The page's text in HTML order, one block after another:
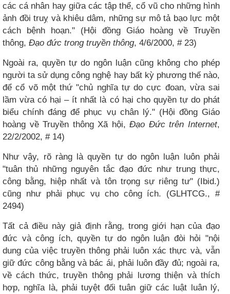
các cá nhân hay giữa các tập thể, cổ vũ cho những hình
ảnh đồi truỵ và khiêu dâm, những sự mô tả bạo lực một
cách bệnh hoạn." (Hội đồng Giáo hoàng về Truyền
thông, Đạo đức trong truyền thông, 4/6/2000, # 23)
Ngoài ra, quyền tự do ngôn luận cũng không cho phép
người ta sử dụng công nghệ hay bất kỳ phương thế nào,
để cổ võ một thứ "chủ nghĩa tự do cực đoan, vừa sai
lầm vừa có hại – ít nhất là có hại cho quyền tự do phát
biểu chính đáng để phục vụ chân lý." (Hội đồng Giáo
hoàng về Truyền thông Xã hội,Đạo Đức trên Internet,
22/2/2002, # 14)
Như vậy, rõ ràng là quyền tự do ngôn luận luôn phải
"tuân thủ những nguyên tắc đạo đức như trung thực,
công bằng, hiệp nhất và tôn trọng sự riêng tư" (Ibid.)
cũng như phải phục vụ cho công ích. (GLHTCG., #
2494)
Tất cả điều này giả định rằng, trong giới hạn của đạo
đức và công ích, quyền tự do ngôn luận đòi hỏi "nội
dung của việc truyền thông phải luôn xác thực và, vẫn
giữ đức công bằng và bác ái, phải luôn đầy đủ; ngoài ra,
về cách thức, truyền thông phải lương thiện và thích
hợp, nghĩa là, phải tuyệt đối tuân giữ các luật luân lý,